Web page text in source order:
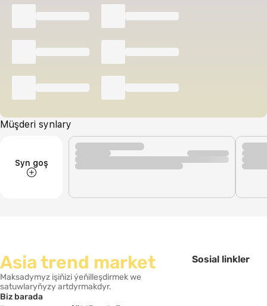
Müşderi synlary
Syn goş
Asia trend market
Maksadymyz işiňizi ýeňilleşdirmek we
satuwlaryňyzy artdyrmakdyr.
Biz barada
Sosial linkler